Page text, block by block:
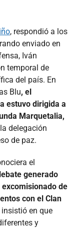
, respondió a los
enviado en
Iván
temporal de
del país. En
Blu, el
estuvo dirigida a
Marquetalia,
delegación
de paz.
el
generado
de
con el Clan
insistió en que
y